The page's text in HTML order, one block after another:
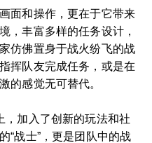
面和操作，更在于它带来
，丰富多样的任务设计，
仿佛置身于战火纷飞的战
挥队友完成任务，或是在
的感觉无可替代。
，加入了创新的玩法和社
“战士”，更是团队中的战